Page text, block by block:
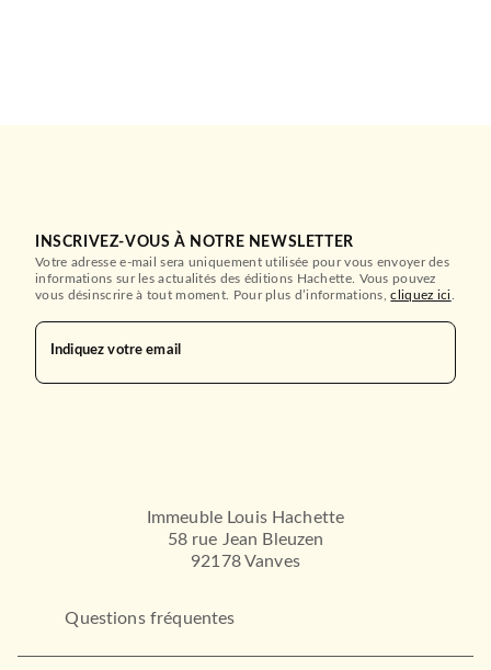
INSCRIVEZ-VOUS À NOTRE NEWSLETTER
Votre adresse e-mail sera uniquement utilisée pour vous envoyer des
informations sur les actualités des éditions Hachette. Vous pouvez
vous désinscrire à tout moment. Pour plus d’informations,cliquez ici
Indiquez votre email
Immeuble Louis Hachette
58 rue Jean Bleuzen
92178 Vanves
Questions fréquentes